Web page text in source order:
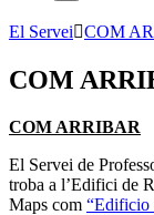
El Servei COM
COM
COM ARRIBAR
El Servei de
troba a l’Edifici de
Maps com “Edificio